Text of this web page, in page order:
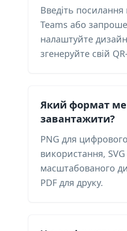
Введіть
Teams або
налаштуйте
згенеруйте свій
Який формат
завантажити?
PNG для цифрового
використання, SVG
масштабованого
PDF для друку.